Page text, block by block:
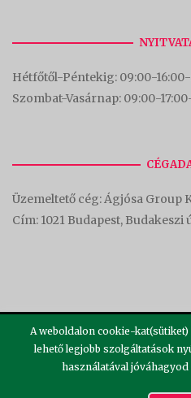
Hétfőtől-Péntekig: 09:00-16:00-
Szombat-Vasárnap: 09:00-
Üzemeltető cég: Ágjósa Group
Cím: 1021 Budapest, Budakeszi
A weboldalon cookie-
lehető legjobb szolgáltatások
használatával